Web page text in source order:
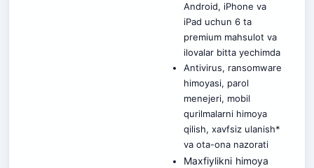
Android, iPhone va
iPad uchun 6 ta
premium mahsulot va
ilovalar bitta yechimda
Antivirus, ransomware
himoyasi, parol
menejeri, mobil
qurilmalarni himoya
qilish, xavfsiz ulanish*
va ota-ona nazorati
Maxfiylikni himoya